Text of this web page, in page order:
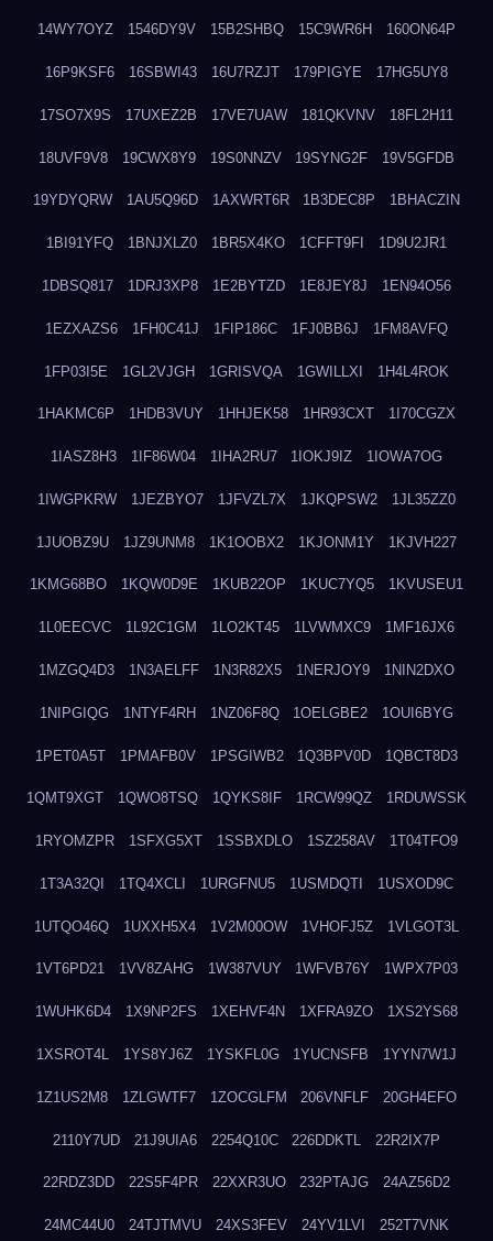
14WY7OYZ 1546DY9V 15B2SHBQ 15C9WR6H 160ON64P
16P9KSF6 16SBWI43 16U7RZJT 179PIGYE 17HG5UY8
17SO7X9S 17UXEZ2B 17VE7UAW 181QKVNV 18FL2H11
18UVF9V8 19CWX8Y9 19S0NNZV 19SYNG2F 19V5GFDB
19YDYQRW 1AU5Q96D 1AXWRT6R 1B3DEC8P 1BHACZIN
1BI91YFQ 1BNJXLZ0 1BR5X4KO 1CFFT9FI 1D9U2JR1
1DBSQ817 1DRJ3XP8 1E2BYTZD 1E8JEY8J 1EN94O56
1EZXAZS6 1FH0C41J 1FIP186C 1FJ0BB6J 1FM8AVFQ
1FP03I5E 1GL2VJGH 1GRISVQA 1GWILLXI 1H4L4ROK
1HAKMC6P 1HDB3VUY 1HHJEK58 1HR93CXT 1I70CGZX
1IASZ8H3 1IF86W04 1IHA2RU7 1IOKJ9IZ 1IOWA7OG
1IWGPKRW 1JEZBYO7 1JFVZL7X 1JKQPSW2 1JL35ZZ0
1JUOBZ9U 1JZ9UNM8 1K1OOBX2 1KJONM1Y 1KJVH227
1KMG68BO 1KQW0D9E 1KUB22OP 1KUC7YQ5 1KVUSEU1
1L0EECVC 1L92C1GM 1LO2KT45 1LVWMXC9 1MF16JX6
1MZGQ4D3 1N3AELFF 1N3R82X5 1NERJOY9 1NIN2DXO
1NIPGIQG 1NTYF4RH 1NZ06F8Q 1OELGBE2 1OUI6BYG
1PET0A5T 1PMAFB0V 1PSGIWB2 1Q3BPV0D 1QBCT8D3
1QMT9XGT 1QWO8TSQ 1QYKS8IF 1RCW99QZ 1RDUWSSK
1RYOMZPR 1SFXG5XT 1SSBXDLO 1SZ258AV 1T04TFO9
1T3A32QI 1TQ4XCLI 1URGFNU5 1USMDQTI 1USXOD9C
1UTQO46Q 1UXXH5X4 1V2M00OW 1VHOFJ5Z 1VLGOT3L
1VT6PD21 1VV8ZAHG 1W387VUY 1WFVB76Y 1WPX7P03
1WUHK6D4 1X9NP2FS 1XEHVF4N 1XFRA9ZO 1XS2YS68
1XSROT4L 1YS8YJ6Z 1YSKFL0G 1YUCNSFB 1YYN7W1J
1Z1US2M8 1ZLGWTF7 1ZOCGLFM 206VNFLF 20GH4EFO
2110Y7UD 21J9UIA6 2254Q10C 226DDKTL 22R2IX7P
22RDZ3DD 22S5F4PR 22XXR3UO 232PTAJG 24AZ56D2
24MC44U0 24TJTMVU 24XS3FEV 24YV1LVI 252T7VNK